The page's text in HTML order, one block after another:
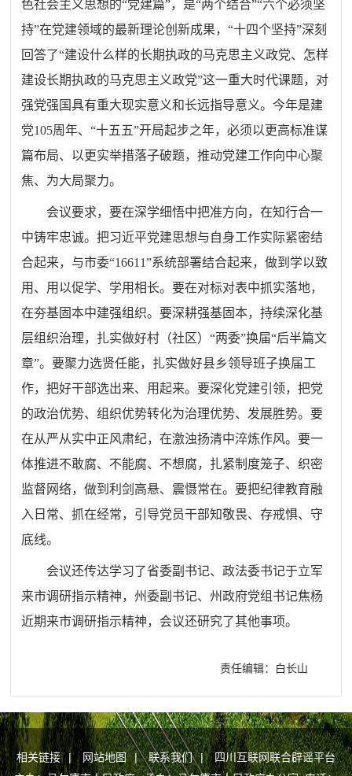
色社会主义思想的“党建篇”，是“两个结合”“六个必须坚
持”在党建领域的最新理论创新成果，“十四个坚持”深刻
回答了“建设什么样的长期执政的马克思主义政党、怎样
建设长期执政的马克思主义政党”这一重大时代课题，对
强党强国具有重大现实意义和长远指导意义。今年是建
党105周年、“十五五”开局起步之年，必须以更高标准谋
篇布局、以更实举措落子破题，推动党建工作向中心聚
焦、为大局聚力。
会议要求，要在深学细悟中把准方向，在知行合一
中铸牢忠诚。把习近平党建思想与自身工作实际紧密结
合起来，与市委“16611”系统部署结合起来，做到学以致
用、用以促学、学用相长。要在对标对表中抓实落地，
在夯基固本中建强组织。要深耕强基固本，持续深化基
层组织治理，扎实做好村（社区）“两委”换届“后半篇文
章”。要聚力选贤任能，扎实做好县乡领导班子换届工
作，把好干部选出来、用起来。要深化党建引领，把党
的政治优势、组织优势转化为治理优势、发展胜势。要
在从严从实中正风肃纪，在激浊扬清中淬炼作风。要一
体推进不敢腐、不能腐、不想腐，扎紧制度笼子、织密
监督网络，做到利剑高悬、震慑常在。要把纪律教育融
入日常、抓在经常，引导党员干部知敬畏、存戒惧、守
底线。
会议还传达学习了省委副书记、政法委书记于立军
来市调研指示精神，州委副书记、州政府党组书记焦杨
近期来市调研指示精神，会议还研究了其他事项。
责任编辑：白长山
相关链接 | 网站地图 | 联系我们 |
四川互联网联合辟谣平台